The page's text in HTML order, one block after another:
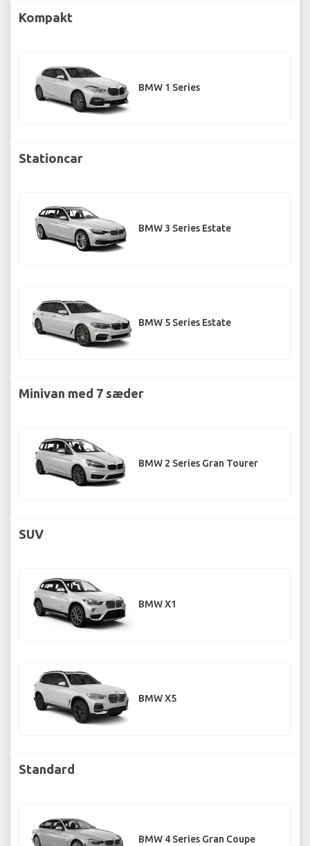
Kompakt
BMW 1 Series
Stationcar
BMW 3 Series Estate
BMW 5 Series Estate
Minivan med 7 sæder
BMW 2 Series Gran Tourer
SUV
BMW X1
BMW X5
Standard
BMW 4 Series Gran Coupe